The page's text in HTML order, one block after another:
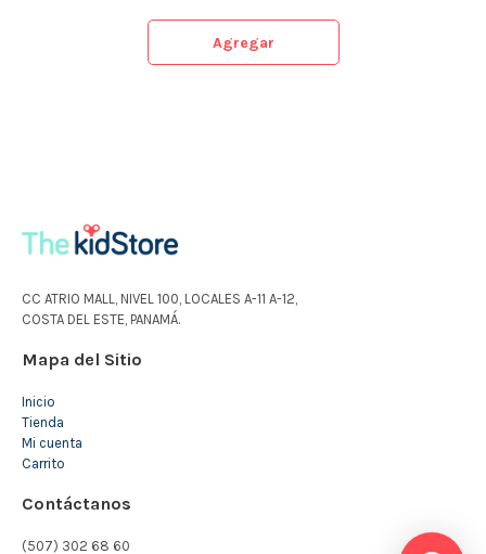
Agregar
CC ATRIO MALL, NIVEL 100, LOCALES A-11 A-12,
COSTA DEL ESTE, PANAMÁ.
Mapa del Sitio
Inicio
Tienda
Mi cuenta
Carrito
Contáctanos
(507) 302 68 60